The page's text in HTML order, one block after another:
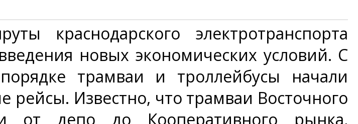
краснодарского электротранспорта
новых экономических условий. С
трамваи и троллейбусы начали
Известно, что трамваи Восточного
от депо до Кооперативного рынка,